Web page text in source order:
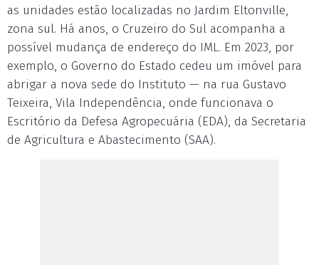
as unidades estão localizadas no Jardim Eltonville,
zona sul. Há anos, o Cruzeiro do Sul acompanha a
possível mudança de endereço do IML. Em 2023, por
exemplo, o Governo do Estado cedeu um imóvel para
abrigar a nova sede do Instituto — na rua Gustavo
Teixeira, Vila Independência, onde funcionava o
Escritório da Defesa Agropecuária (EDA), da Secretaria
de Agricultura e Abastecimento (SAA).